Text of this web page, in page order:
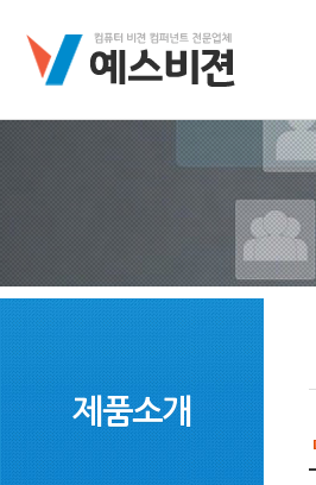
제품소개